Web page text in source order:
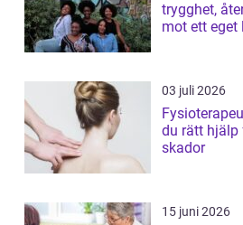
trygghet,
mot ett eget
03 juli 2026
Fysioterapeut i
du rätt hjälp
skador
15 juni 2026